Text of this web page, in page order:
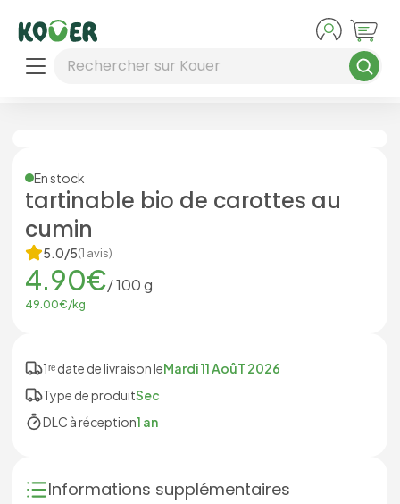
Rechercher sur Kouer
En stock
tartinable bio de carottes au
cumin
5.0/5(1 avis)
4.90€/100g
49.00€/kg
1ʳᵉ date de livraison leMardi 11 AoûT 2026
Type de produitSec
DLC à réception1 an
Informations supplémentaires